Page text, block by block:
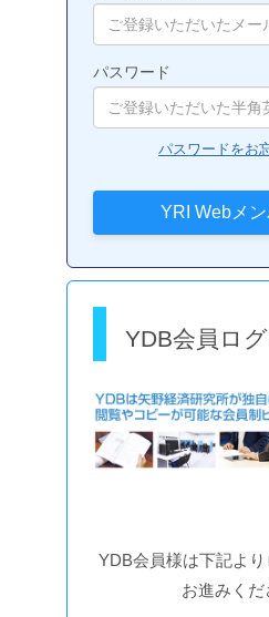
パスワード
パスワードをお
YDB会員ロ
YDB会員様は下記よ
お進みくだ